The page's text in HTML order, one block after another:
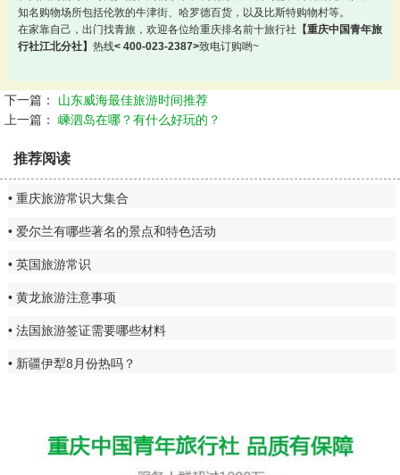
知名购物场所包括伦敦的牛津街、哈罗德百货，以及比斯特购物村等。
在家靠自己，出门找青旅，欢迎各位给重庆排名前十旅行社 【重庆中国青年旅
行社江北分社】 热线< 400-023-2387>致电订购哟~
下一篇： 山东威海最佳旅游时间推荐
上一篇： 嵊泗岛在哪？有什么好玩的？
推荐阅读
重庆旅游常识大集合
爱尔兰有哪些著名的景点和特色活动
英国旅游常识
黄龙旅游注意事项
法国旅游签证需要哪些材料
新疆伊犁8月份热吗？